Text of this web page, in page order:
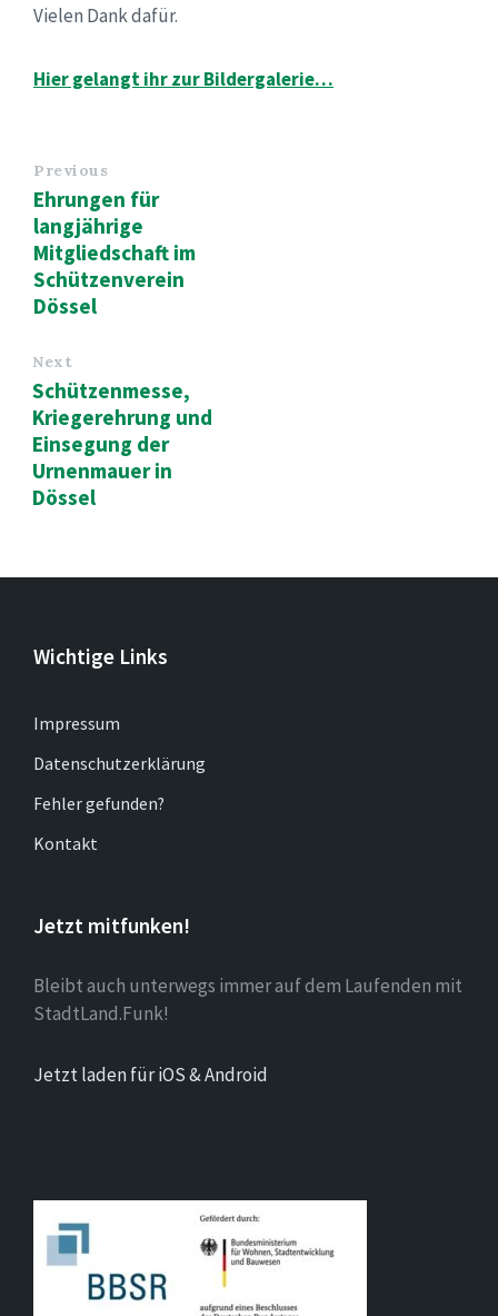
Vielen Dank dafür.
Hier gelangt ihr zur Bildergalerie…
Previous
Ehrungen für
langjährige
Mitgliedschaft im
Schützenverein
Dössel
Next
Schützenmesse,
Kriegerehrung und
Einsegung der
Urnenmauer in
Dössel
Wichtige Links
Impressum
Datenschutzerklärung
Fehler gefunden?
Kontakt
Jetzt mitfunken!
Bleibt auch unterwegs immer auf dem Laufenden mit
StadtLand.Funk!
Jetzt laden für iOS & Android